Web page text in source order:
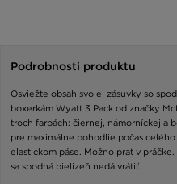
Podrobnosti produktu
Osviežte obsah svojej zásuvky so
boxerkám Wyatt 3 Pack od značky
troch farbách: čiernej, námorníckej a
pre maximálne pohodlie počas
elastickom páse. Možno prať v
sa spodná bielizeň nedá vrátiť.